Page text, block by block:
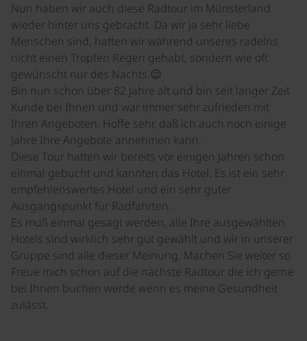
Nun haben wir auch diese Radtour im Münsterland
wieder hinter uns gebracht. Da wir ja sehr liebe
Menschen sind, hatten wir während unseres radelns
nicht einen Tropfen Regen gehabt, sondern wie oft
gewünscht nur des Nachts.😉
Bin nun schon über 82 Jahre alt und bin seit langer Zeit
Kunde bei Ihnen und war immer sehr zufrieden mit
Ihren Angeboten. Hoffe sehr, daß ich auch noch einige
Jahre Ihre Angebote annehmen kann.
Diese Tour hatten wir bereits vor einigen Jahren schon
einmal gebucht und kannten das Hotel. Es ist ein sehr
empfehlenswertes Hotel und ein sehr guter
Ausgangspunkt für Radfahrten.
Es muß einmal gesagt werden, alle Ihre ausgewählten
Hotels sind wirklich sehr gut gewählt und wir in unserer
Gruppe sind alle dieser Meinung. Machen Sie weiter so
Freue mich schon auf die nächste Radtour die ich gerne
bei Ihnen buchen werde wenn es meine Gesundheit
zulässt.